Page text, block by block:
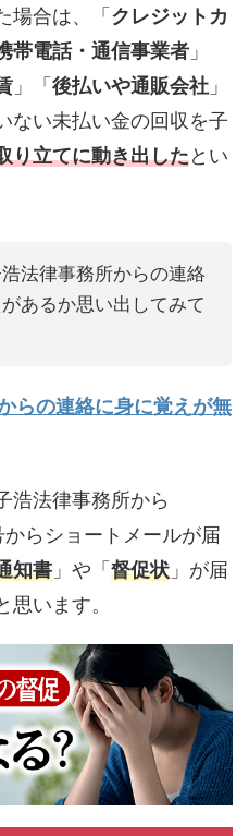
場合は、「 クレジットカ
帯電話・通信事業者 」
」「 後払いや通販会社 」
ない未払い金の回収を子
り立てに動き出したとい
法律事務所からの連絡
あるか思い出してみて
らの連絡に身に覚えが無
浩法律事務所から
からショートメールが届
知書 」や「 督促状 」が届
います。